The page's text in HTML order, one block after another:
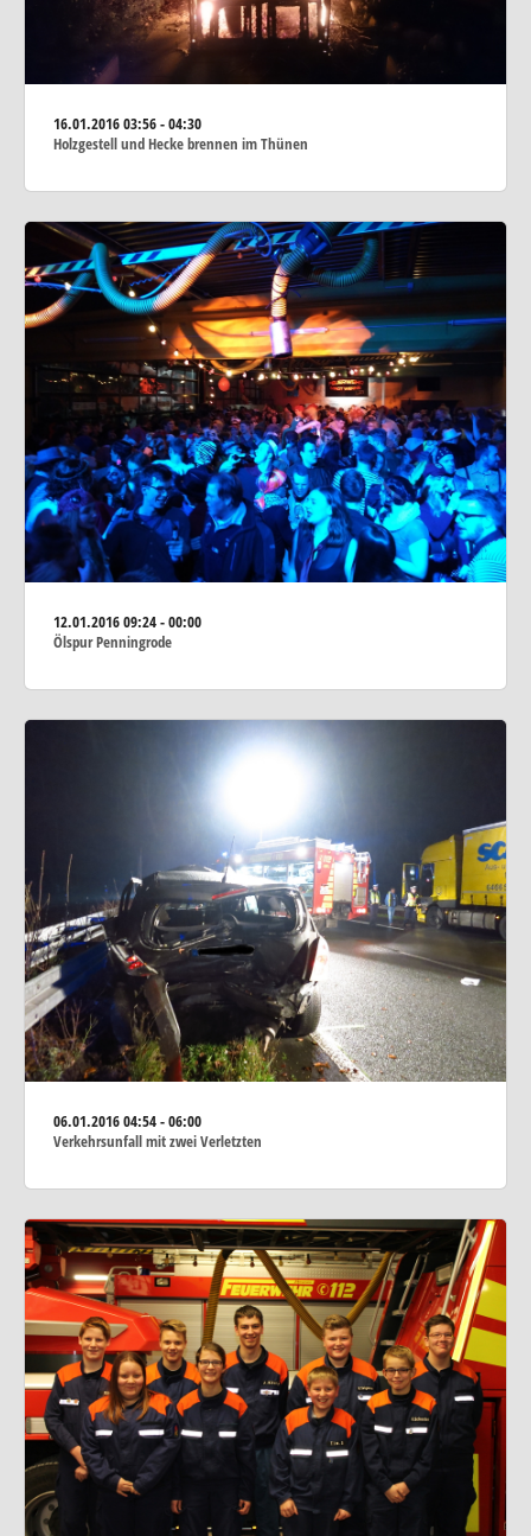
16.01.201603:56 - 04:30
Holzgestell und Hecke brennen im Thünen
12.01.201609:24 - 00:00
Ölspur Penningrode
06.01.201604:54 - 06:00
Verkehrsunfall mit zwei Verletzten